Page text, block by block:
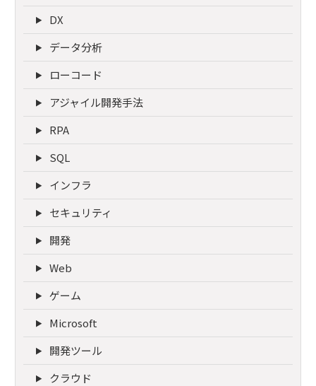
DX
データ分析
ローコード
アジャイル開発手法
RPA
SQL
インフラ
セキュリティ
開発
Web
ゲーム
Microsoft
開発ツール
クラウド